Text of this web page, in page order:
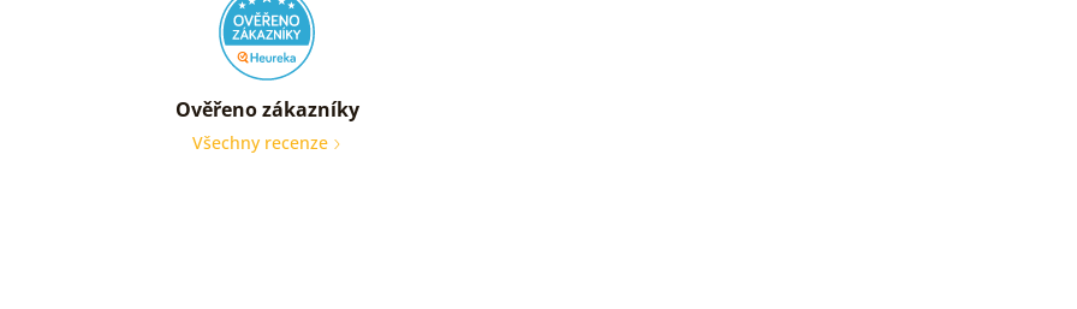
Ověřeno zákazníky
Všechny recenze